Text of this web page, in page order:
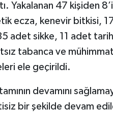
Yakalanan 47 kişiden
ecza, kenevir bitkisi,
adet sikke, 11 adet
tabanca ve
ele geçirildi.
devamını
bir şekilde devam